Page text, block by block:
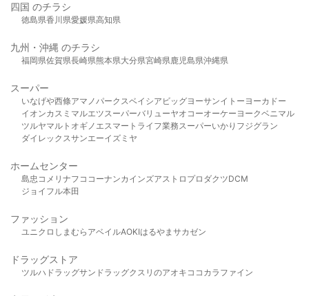
四国 のチラシ
徳島県香川県愛媛県高知県
九州・沖縄 のチラシ
福岡県佐賀県長崎県熊本県大分県宮崎県鹿児島県沖縄県
スーパー
いなげや西條アマノパークスベイシア ビッグヨーサンイトーヨーカドー
イオンカスミ マルエツスーパーバリューヤオコーオーケー ヨークベニマル
ツルヤマルト オギノ エスマート ライフ業務スーパーいかり フジグラン
ダイレックスサンエーイズミヤ
ホームセンター
島忠 コメリ ナフコ コーナンカインズアストロプロダクツDCM
ジョイフル本田
ファッション
ユニクロ しまむら アベイルAOKIはるやま サカゼン
ドラッグストア
ツルハドラッグサンドラッグクスリのアオキ ココカラファイン